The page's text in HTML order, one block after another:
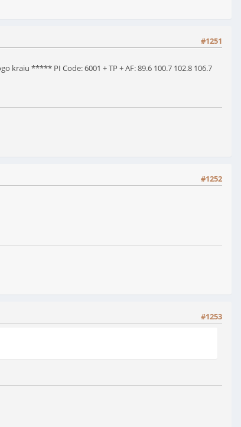
#1251
kraiu ***** PI Code: 6001 + TP + AF: 89.6 100.7 102.8 106.7
#1252
#1253